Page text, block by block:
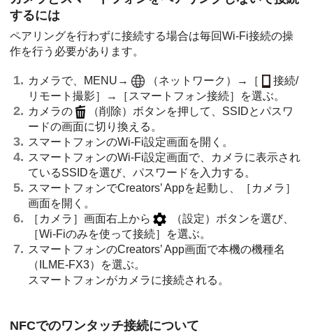
するには
ペアリングを行わずに接続する場合は毎回Wi-Fi接続の操
作を行う必要があります。
カメラで、MENU→ （ネットワーク ）→ ［
接続/
リモート撮影］
→ ［スマートフォン接続］
を選ぶ。
カメラの
（削除）ボタンを押して、SSIDとパスワ
ードの画面に切り換える。
スマートフォンのWi-Fi設定画面を開く。
スマートフォンのWi-Fi設定画面で、カメラに表示され
ているSSIDを選び、パスワードを入力する。
スマートフォンでCreators’ Appを起動し、
［カメラ］
画面を開く。
［カメラ］ 画面右上から
（設定）ボタンを選び、
［Wi-Fiのみを使って接続］
を選ぶ。
スマートフォンのCreators’ App画面で本機の機種名
（ILME-FX3）を選ぶ。
スマートフォンがカメラに接続される。
NFCでのワンタッチ接続について